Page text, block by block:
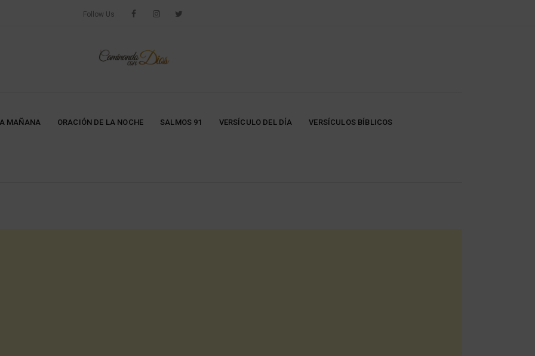
Follow Us
MAÑANA ORACIÓN DE LA NOCHE SALMOS 91 VERSÍCULO DEL DÍA VERSÍCULOS BÍBLICOS